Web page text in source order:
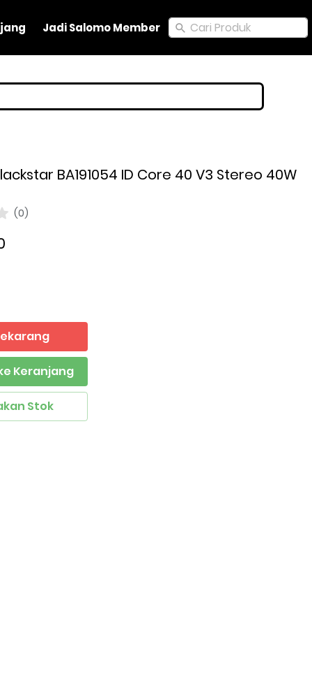
Jadi Salomo Member Cari Produk
Jadi Salomo Member Cari Produk
BA191054 ID Core 40 V3 Stereo 40W
(0)
Keranjang
Stok